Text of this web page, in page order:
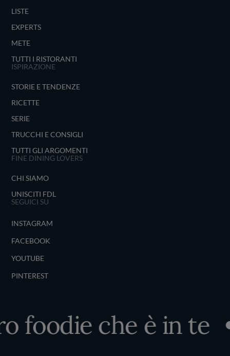
LISTE
EXPERTS
METE
TUTTI I RISTORANTI
ISPIRAZIONE
STORIE E TENDENZE
RICETTE
SERIE
TRUCCHI E CONSIGLI
TUTTI GLI ARGOMENTI
FINE DINING LOVERS
CHI SIAMO
UNISCITI FDL
SEGUICI SU
INSTAGRAM
FACEBOOK
YOUTUBE
PINTEREST
foodie che è in te